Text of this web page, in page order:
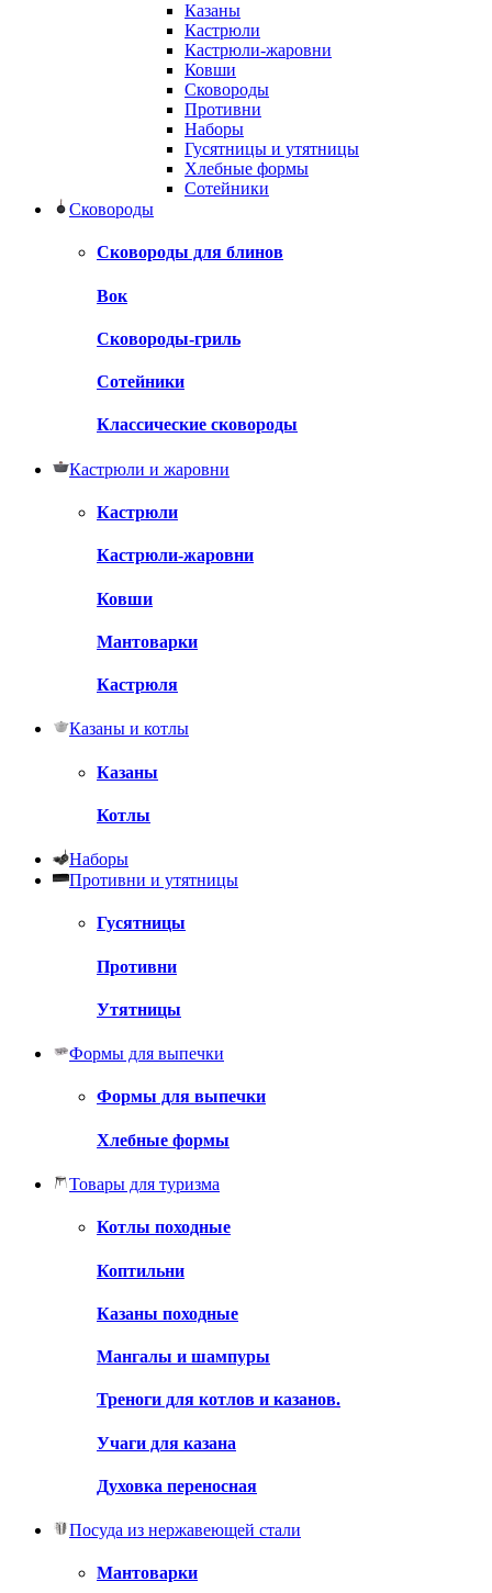
Казаны
Кастрюли
Кастрюли-жаровни
Ковши
Сковороды
Противни
Наборы
Гусятницы и утятницы
Хлебные формы
Сотейники
Сковороды
Сковороды для блинов
Вок
Сковороды-гриль
Сотейники
Классические сковороды
Кастрюли и жаровни
Кастрюли
Кастрюли-жаровни
Ковши
Мантоварки
Кастрюля
Казаны и котлы
Казаны
Котлы
Наборы
Противни и утятницы
Гусятницы
Противни
Утятницы
Формы для выпечки
Формы для выпечки
Хлебные формы
Товары для туризма
Котлы походные
Коптильни
Казаны походные
Мангалы и шампуры
Треноги для котлов и казанов.
Учаги для казана
Духовка переносная
Посуда из нержавеющей стали
Мантоварки